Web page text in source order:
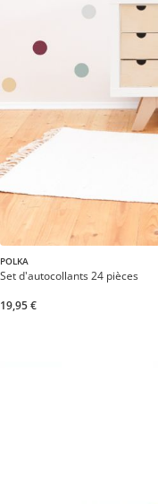
POLKA
Set d'autocollants 24 pièces
19,95 €